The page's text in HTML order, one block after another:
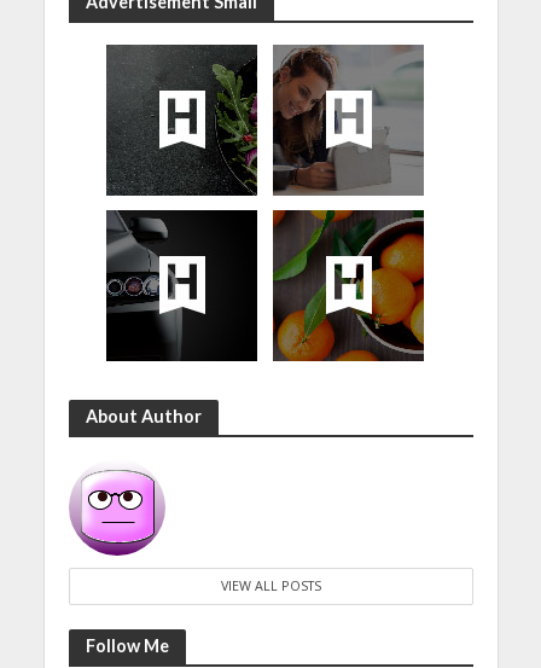
About Author
VIEW ALL POSTS
Follow Me